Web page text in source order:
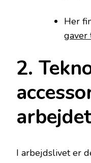
Her
gaver
2.
arbejdet
I arbejdslivet er